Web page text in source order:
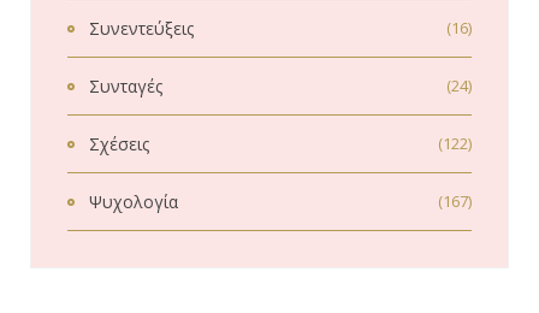
Συνεντεύξεις (16)
Συνταγές (24)
Σχέσεις (122)
Ψυχολογία (167)